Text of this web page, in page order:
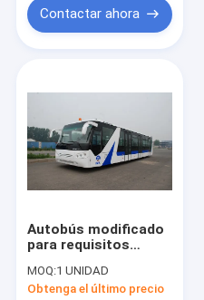
Contactar ahora
Autobús modificado
para requisitos
10600mm×2700mm×3170m
m de la lanzadera del
MOQ:1 UNIDAD
Obtenga el último precio